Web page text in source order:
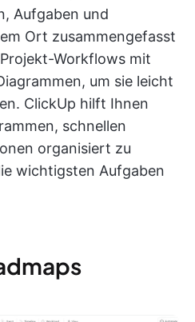
Aufgaben und
Ort zusammengefasst
Workflows mit
um sie leicht
ClickUp hilft Ihnen
schnellen
organisiert zu
wichtigsten Aufgaben